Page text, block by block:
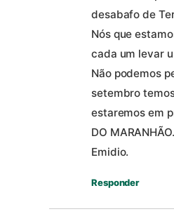
desabafo de
Nós que
cada um levar
Não podemos
setembro
estaremos em
DO MARANHÃO.
Emidio.
Responder